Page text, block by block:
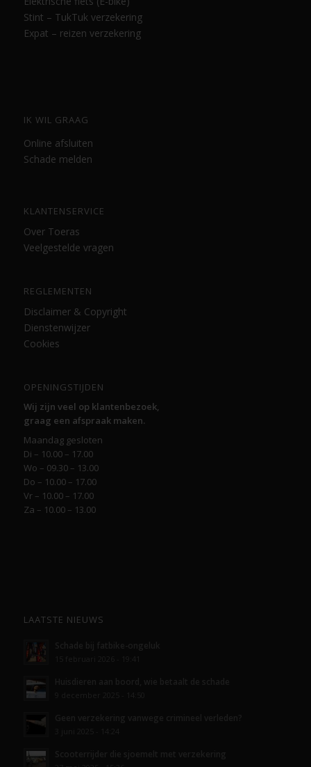
Stint – TukTuk verzekering
Expat – reizen verzekering
IK WIL GRAAG
Online afsluiten
Schade melden
KLANTENSERVICE
Over Toeras
Veelgestelde vragen
REGLEMENTEN
Disclaimer & Copyright
Dienstenwijzer
Cookies
OPENINGSTIJDEN
Wij zijn veel op klantenbezoek,
graag een afspraak maken.
Maandag gesloten
Di – 10.00 – 17.00
Wo – 09.30 – 13.00
Do – 10.00 – 17.00
Vr – 10.00 – 17.00
Za – 10.00 – 13.00
LAATSTE NIEUWS